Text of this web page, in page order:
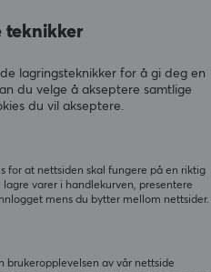
teknikker
lagringsteknikker for å gi deg en
du velge å akseptere samtlige
du vil akseptere.
for at nettsiden skal fungere på en riktig
varer i handlekurven, presentere
mens du bytter mellom nettsider.
brukeropplevelsen av vår nettside